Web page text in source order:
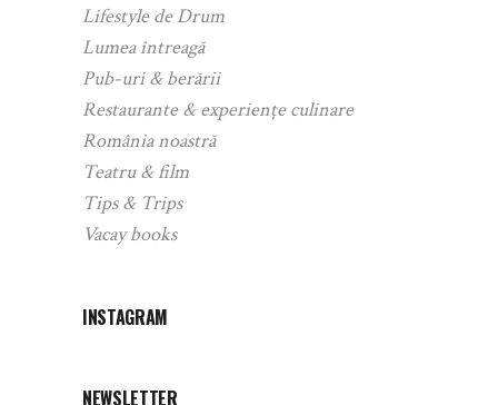
Lifestyle de Drum
Lumea întreagă
Pub-uri & berării
Restaurante & experiențe culinare
România noastră
Teatru & film
Tips & Trips
Vacay books
INSTAGRAM
NEWSLETTER